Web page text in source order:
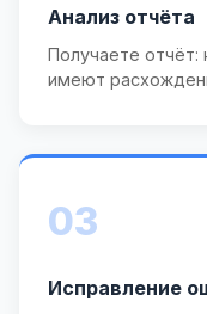
Анализ отчёта
Получаете отчёт:
имеют
03
Исправление